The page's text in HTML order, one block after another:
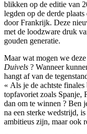
blikken op de editie van
legden op de derde
door Frankrijk. Deze
met de loodzware druk
gouden generatie.
Maar wat mogen we
Duivels ? Wanneer
hangt af van de
« Als je de achtste
topfavoriet zoals Spanje,
dan om te winnen ? Ben
na een sterke wedstrijd,
ambitieus zijn, maar ook